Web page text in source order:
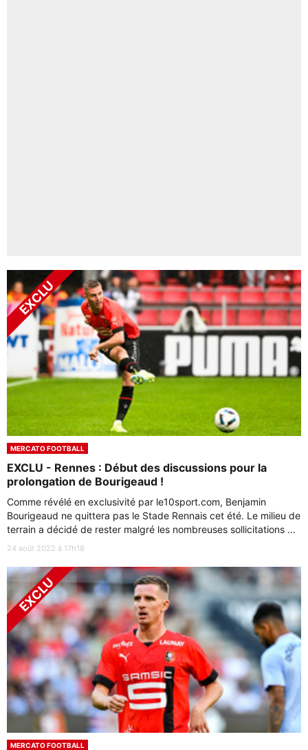
MERCATO FOOTBALL
EXCLU - Rennes : Début des discussions pour la
prolongation de Bourigeaud !
Comme révélé en exclusivité par le10sport.com, Benjamin
Bourigeaud ne quittera pas le Stade Rennais cet été. Le milieu de
terrain a décidé de rester malgré les nombreuses sollicitations ...
24 août 2022 à 17h18
MERCATO FOOTBALL